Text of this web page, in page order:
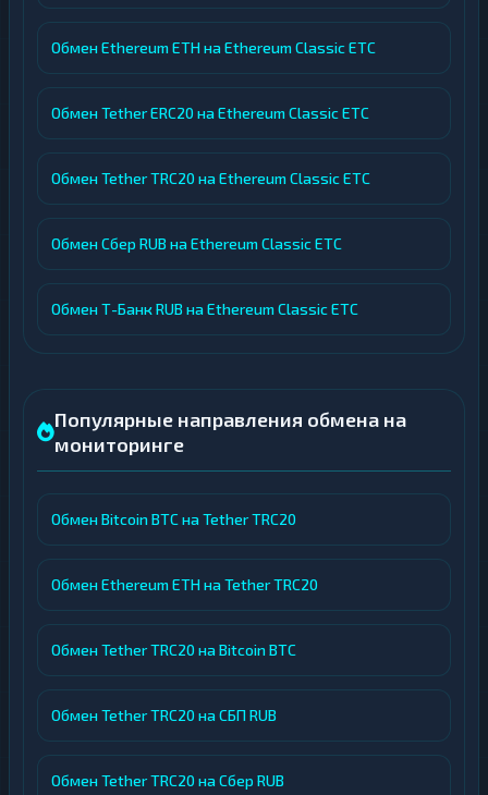
Обмен Ethereum ETH на Ethereum Classic ETC
Обмен Tether ERC20 на Ethereum Classic ETC
Обмен Tether TRC20 на Ethereum Classic ETC
Обмен Сбер RUB на Ethereum Classic ETC
Обмен Т-Банк RUB на Ethereum Classic ETC
Популярные направления обмена на
мониторинге
Обмен Bitcoin BTC на Tether TRC20
Обмен Ethereum ETH на Tether TRC20
Обмен Tether TRC20 на Bitcoin BTC
Обмен Tether TRC20 на СБП RUB
Обмен Tether TRC20 на Сбер RUB